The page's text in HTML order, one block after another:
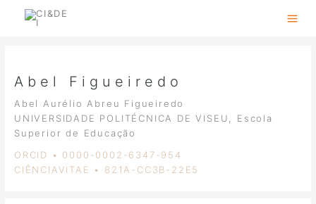
Abel Figueiredo
Abel Aurélio Abreu Figueiredo
UNIVERSIDADE POLITÉCNICA DE VISEU, Escola
Superior de Educação
ORCID • 0000-0002-6347-954
CIÊNCIAVITAE • 821A-CC3B-22E5